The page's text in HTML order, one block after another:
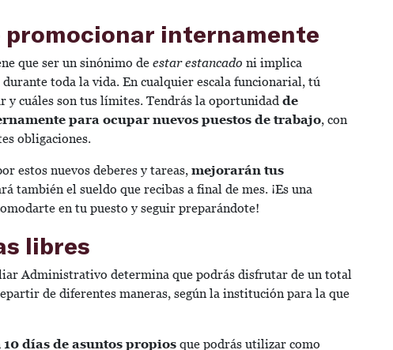
promocionar internamente
que ser un sinónimo de estar estancado ni implica
toda la vida. En cualquier escala funcionarial, tú
y cuáles son tus límites. Tendrás la oportunidad de
para ocupar nuevos puestos de trabajo, con
obligaciones.
estos nuevos deberes y tareas, mejorarán tus
también el sueldo que recibas a final de mes. ¡Es una
en tu puesto y seguir preparándote!
libres
Administrativo determina que podrás disfrutar de un total
de diferentes maneras, según la institución para la que
10 días de asuntos propios que podrás utilizar como